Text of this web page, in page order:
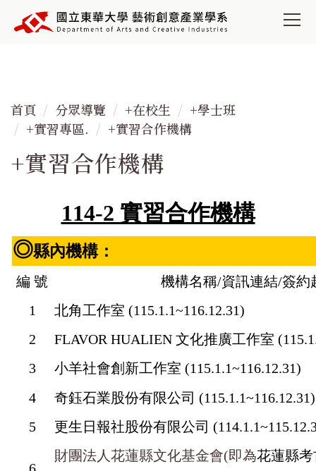
到
容
區
首頁 分眾導覽 +在校生
+學士班
+實習專區.
+實習合作機構
+實習合作機構
114-2 實習合作機構
◎縣內機構：
編 號
機構名稱/資訊連結/簽約
1
北角工作室 (115.1.1~116.12.31)
2
FLAVOR HUALIEN 文化推廣工作室
3
小羊社會創新工作室 (115.1.1~116.12.31)
4
奇鈺石業股份有限公司 (115.1.1~116.12.31)
5
更生日報社股份有限公司
財團法人花蓮縣文化基金會(即為花蓮縣